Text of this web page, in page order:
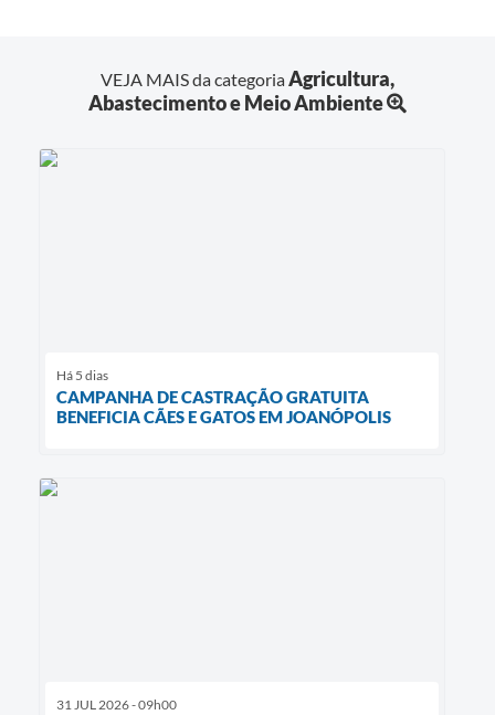
VEJA MAIS da categoriaAgricultura,
Abastecimento e Meio Ambiente
Há 5 dias
CAMPANHA DE CASTRAÇÃO GRATUITA
BENEFICIA CÃES E GATOS EM JOANÓPOLIS
31 JUL 2026 - 09h00